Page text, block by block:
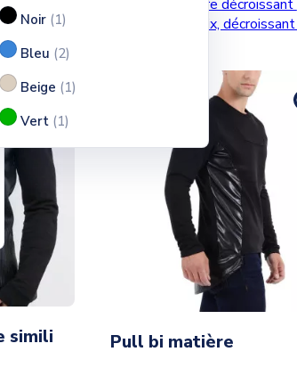
Noir (1)
Bleu (2)
Beige (1)
Vert (1)
Ventes, ordre décroissant
Prix, décroissant
simili
Pull bi matière